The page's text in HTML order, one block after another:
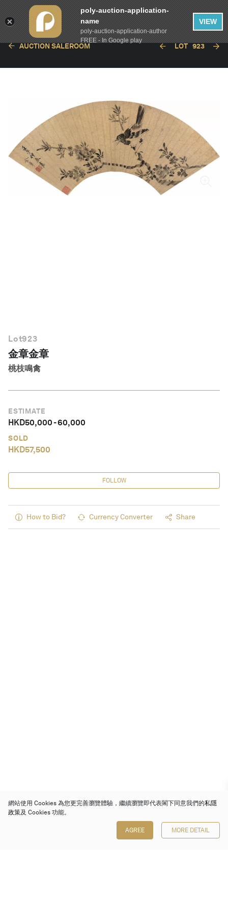
AUCTION SALEROOM LOT 923
Lot923
金章金章
桃枝鳴禽
ESTIMATE
HKD50,000-60,000
SOLD
HKD57,500
FOLLOW
How to Bid? Currency Converter Share
網站使用 Cookies 為您更完善瀏覽體驗，繼續瀏覽即代表閣下同意我們的私隱
政策及 Cookies 功能。
AGREE MORE DETAIL
poly-auction-application-
name
poly-auction-application-author
FREE - In Google play
VIEW